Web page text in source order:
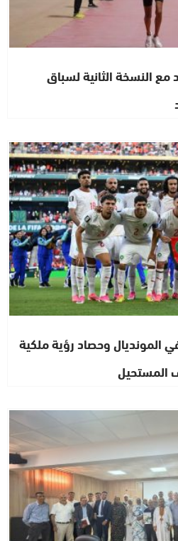
النسخة الثانية لسباق
المونديال وحصاد رؤية ملكية
المستحيل